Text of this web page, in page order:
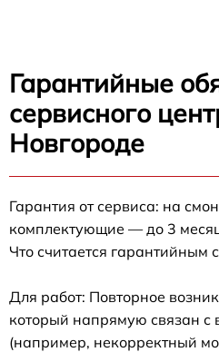
Гарантийные
сервисного
Новгороде
Гарантия от сервиса: на
комплектующие — до 3
Что считается гарантийным
Для работ: Повторное
который напрямую связан с
(например, некорректный